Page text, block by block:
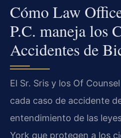
Cómo Law
P.C. maneja los
Accidentes de
El Sr. Sris y los Of
cada caso de accidente
entendimiento de las
York que protegen a los